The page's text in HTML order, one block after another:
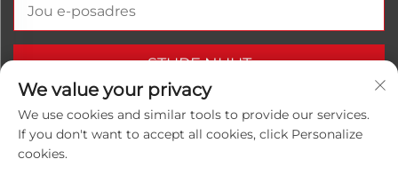
STURF NUUT
Kopiereg © 2025 China Shandong Luwanhong
We value your privacy
We use cookies and similar tools to provide our services.
If you don't want to accept all cookies, click Personalize
cookies.